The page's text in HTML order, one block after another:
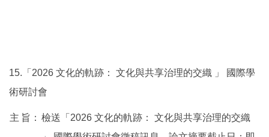
15.「2026 文化的軌跡： 文化與共享治理的交織 」 國際學
術研討會
主 旨： 檢送「2026 文化的軌跡： 文化與共享治理的交織